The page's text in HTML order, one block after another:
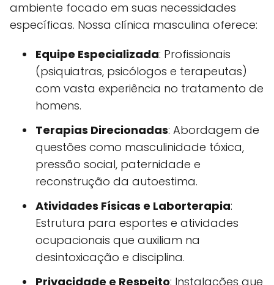
ambiente focado em suas necessidades
específicas. Nossa clínica masculina oferece:
Equipe Especializada: Profissionais
(psiquiatras, psicólogos e terapeutas)
com vasta experiência no tratamento de
homens.
Terapias Direcionadas: Abordagem de
questões como masculinidade tóxica,
pressão social, paternidade e
reconstrução da autoestima.
Atividades Físicas e Laborterapia:
Estrutura para esportes e atividades
ocupacionais que auxiliam na
desintoxicação e disciplina.
Privacidade e Respeito: Instalações que